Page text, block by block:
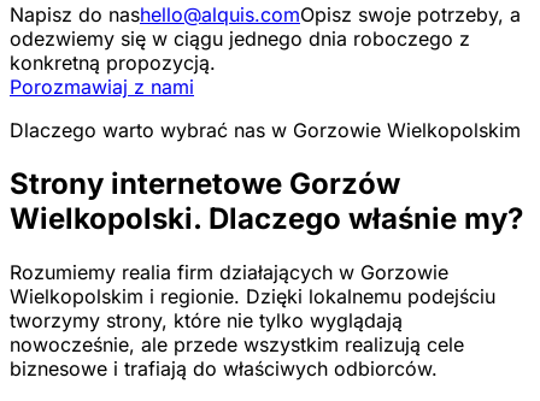
Napisz do nashello@alquis.comOpisz swoje potrzeby, a
odezwiemy się w ciągu jednego dnia roboczego z
konkretną propozycją.
Porozmawiaj z nami
Dlaczego warto wybrać nas w Gorzowie Wielkopolskim
Strony internetowe Gorzów
Wielkopolski. Dlaczego właśnie my?
Rozumiemy realia firm działających w Gorzowie
Wielkopolskim i regionie. Dzięki lokalnemu podejściu
tworzymy strony, które nie tylko wyglądają
nowocześnie, ale przede wszystkim realizują cele
biznesowe i trafiają do właściwych odbiorców.